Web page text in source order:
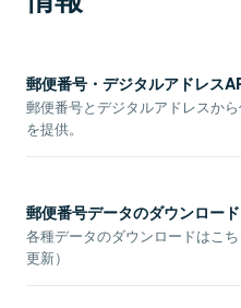
郵便番号・デジタルアドレス
郵便番号とデジタルアドレスか
を提供。
郵便番号データのダウンロード
各種データのダウンロードはこ
更新）